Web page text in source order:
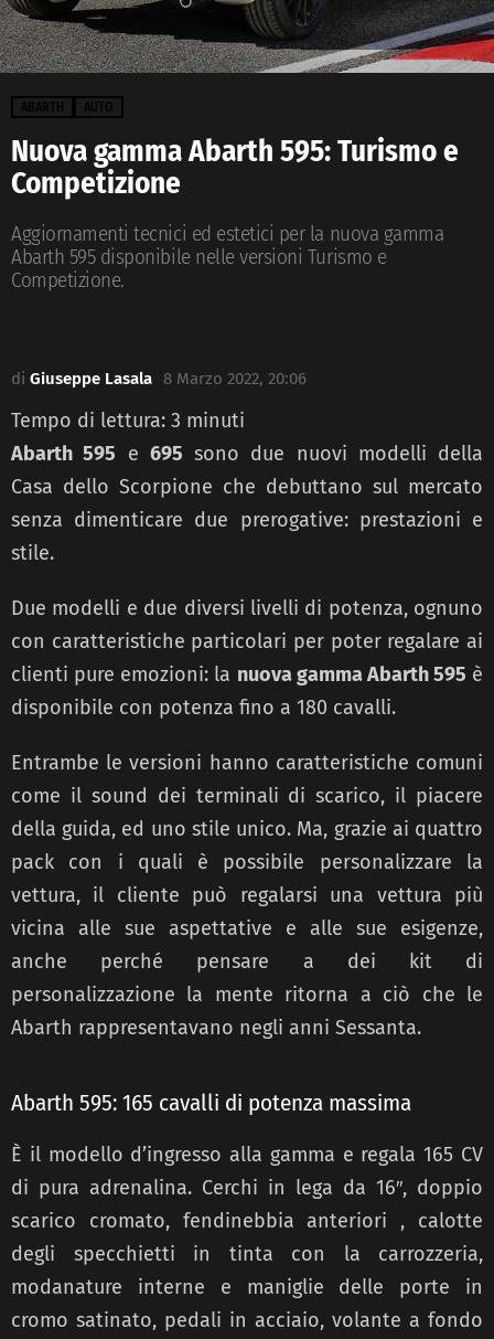
ABARTH AUTO
Nuova gamma Abarth 595: Turismo e
Competizione
Aggiornamenti tecnici ed estetici per la nuova gamma
Abarth 595 disponibile nelle versioni Turismo e
Competizione.
di Giuseppe Lasala 8 Marzo 2022, 20:06
Tempo di lettura: 3 minuti
Abarth 595 e 695 sono due nuovi modelli della
Casa dello Scorpione che debuttano sul mercato
senza dimenticare due prerogative: prestazioni e
stile.
Due modelli e due diversi livelli di potenza, ognuno
con caratteristiche particolari per poter regalare ai
clienti pure emozioni: la nuova gamma Abarth 595 è
disponibile con potenza fino a 180 cavalli.
Entrambe le versioni hanno caratteristiche comuni
come il sound dei terminali di scarico, il piacere
della guida, ed uno stile unico. Ma, grazie ai quattro
pack con i quali è possibile personalizzare la
vettura, il cliente può regalarsi una vettura più
vicina alle sue aspettative e alle sue esigenze,
anche perché pensare a dei kit di
personalizzazione la mente ritorna a ciò che le
Abarth rappresentavano negli anni Sessanta.
Abarth 595: 165 cavalli di potenza massima
È il modello d’ingresso alla gamma e regala 165 CV
di pura adrenalina. Cerchi in lega da 16″, doppio
scarico cromato, fendinebbia anteriori , calotte
degli specchietti in tinta con la carrozzeria,
modanature interne e maniglie delle porte in
cromo satinato, pedali in acciaio, volante a fondo